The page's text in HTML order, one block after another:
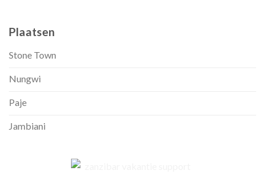
Plaatsen
Stone Town
Nungwi
Paje
Jambiani